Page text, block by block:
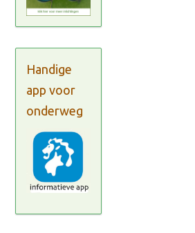
Handige
app voor
onderweg